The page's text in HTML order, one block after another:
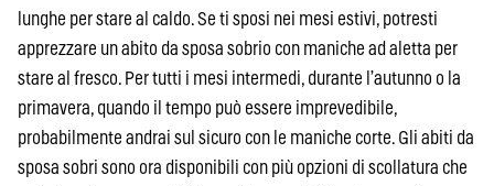
lunghe per stare al caldo. Se ti sposi nei mesi estivi, potresti
apprezzare un abito da sposa sobrio con maniche ad aletta per
stare al fresco. Per tutti i mesi intermedi, durante l’autunno o la
primavera, quando il tempo può essere imprevedibile,
probabilmente andrai sul sicuro con le maniche corte. Gli abiti da
sposa sobri sono ora disponibili con più opzioni di scollatura che